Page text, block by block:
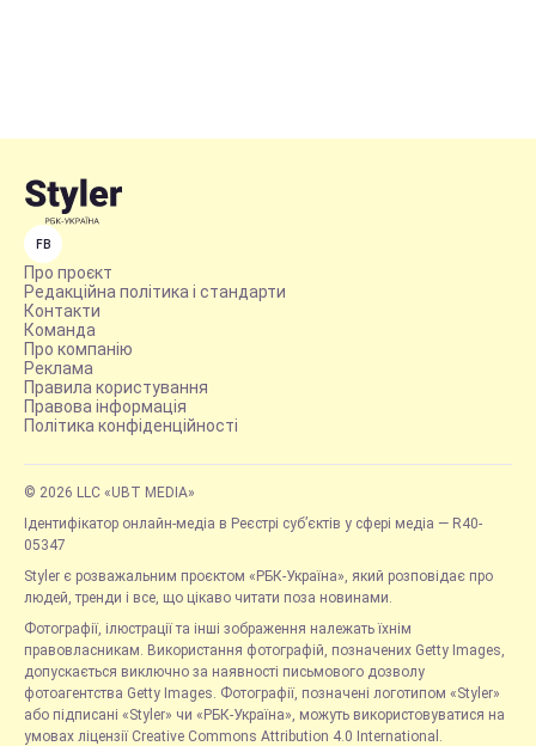
FB
Про проєкт
Редакційна політика і стандарти
Контакти
Команда
Про компанію
Реклама
Правила користування
Правова інформація
Політика конфіденційності
© 2026 LLC «UBT MEDIA»
Ідентифікатор онлайн-медіа в Реєстрі суб’єктів у сфері медіа — R40-
05347
Styler є розважальним проєктом «РБК-Україна», який розповідає про
людей, тренди і все, що цікаво читати поза новинами.
Фотографії, ілюстрації та інші зображення належать їхнім
правовласникам. Використання фотографій, позначених Getty Images,
допускається виключно за наявності письмового дозволу
фотоагентства Getty Images. Фотографії, позначені логотипом «Styler»
або підписані «Styler» чи «РБК-Україна», можуть використовуватися на
умовах ліцензії Creative Commons Attribution 4.0 International.